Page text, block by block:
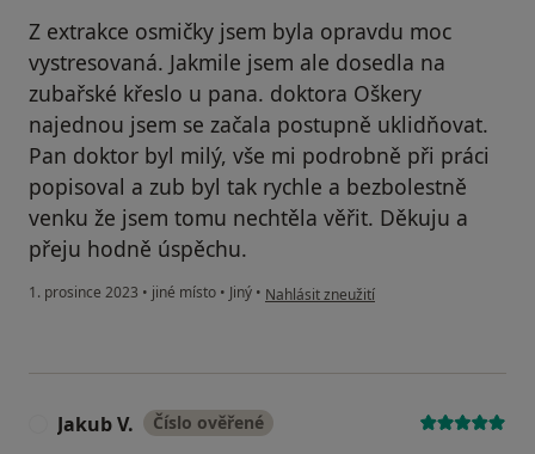
Z extrakce osmičky jsem byla opravdu moc
vystresovaná. Jakmile jsem ale dosedla na
zubařské křeslo u pana. doktora Oškery
najednou jsem se začala postupně uklidňovat.
Pan doktor byl milý, vše mi podrobně při práci
popisoval a zub byl tak rychle a bezbolestně
venku že jsem tomu nechtěla věřit. Děkuju a
přeju hodně úspěchu.
1. prosince 2023 • jiné místo • Jiný • podle názoru uživatele Klára S.
Nahlásit zneužití
Jakub V. Číslo ověřené